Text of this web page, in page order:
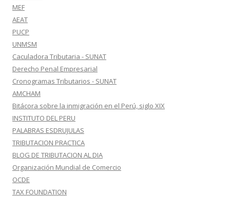
MEF
AEAT
PUCP
UNMSM
Caculadora Tributaria - SUNAT
Derecho Penal Empresarial
Cronogramas Tributarios - SUNAT
AMCHAM
Bitácora sobre la inmigración en el Perú, siglo XIX
INSTITUTO DEL PERU
PALABRAS ESDRUJULAS
TRIBUTACION PRACTICA
BLOG DE TRIBUTACION AL DIA
Organización Mundial de Comercio
OCDE
TAX FOUNDATION